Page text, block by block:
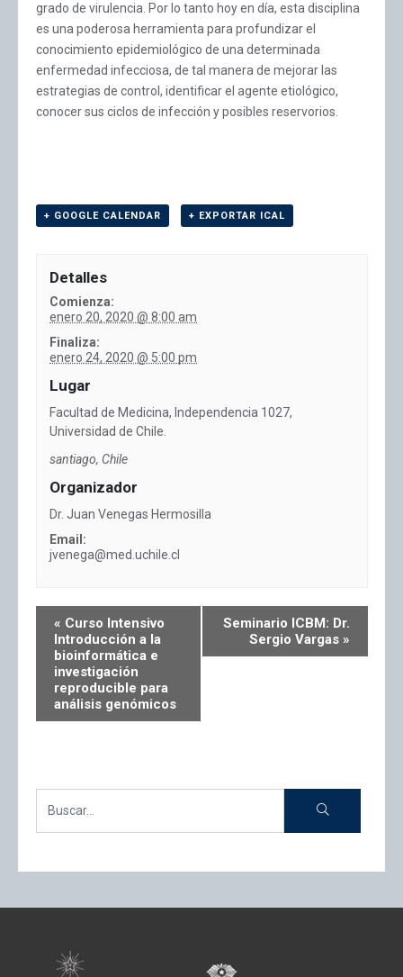
grado de virulencia. Por lo tanto hoy en día, esta disciplina
es una poderosa herramienta para profundizar el
conocimiento epidemiológico de una determinada
enfermedad infecciosa, de tal manera de mejorar las
estrategias de control, identificar el agente etiológico,
conocer sus ciclos de infección y posibles reservorios.
+ GOOGLE CALENDAR + EXPORTAR ICAL
Detalles
Comienza:
enero 20, 2020 @ 8:00 am
Finaliza:
enero 24, 2020 @ 5:00 pm
Lugar
Facultad de Medicina, Independencia 1027,
Universidad de Chile.
santiago, Chile
Organizador
Dr. Juan Venegas Hermosilla
Email:
jvenega@med.uchile.cl
« Curso Intensivo
Introducción a la
bioinformática e
investigación
reproducible para
análisis genómicos
Seminario ICBM: Dr.
Sergio Vargas »